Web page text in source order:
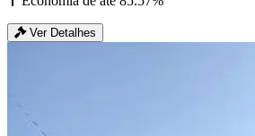
Ver Detalhes